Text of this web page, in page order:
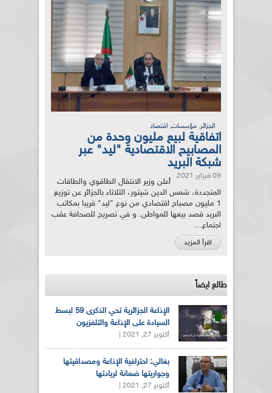
الجزائر, مؤسسات, اقتصاد
اتفاقية لبيع مليون وحدة من
المصابيح الاقتصادية "ليد" عبر
شبكة البريد
09 فبراير 2021
أعلن وزير الانتقال الطاقوي والطاقات
المتجددة، شمس الدين شيتور، الثلاثاء بالجزائر عن توزيع
1 مليون مصباح اقتصادي من نوع "ليد" قريبا بمكاتب
البريد قصد بيعها للمواطن. و في تصريح للصحافة عقب
اجتماع...
اقرأ المزيد
طالع ايضاً
الإذاعة الجزائرية تحي الذكرى 59 لبسط
السيادة على الإذاعة والتلفزيون
أكتوبر 27, 2021 |
بغالي: احترافية الإذاعة ومصداقيتها
وجواريتها ضمانة لريادتها
أكتوبر 27, 2021 |